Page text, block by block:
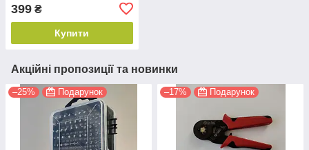
399 ₴
Купити
Акційні пропозиції та новинки
–25% Подарунок –17% Подарунок